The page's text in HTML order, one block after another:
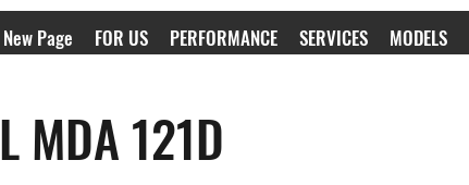
New Page FOR US PERFORMANCE SERVICES MODELS
MDA 121D